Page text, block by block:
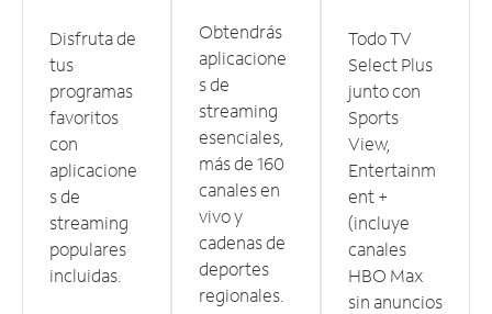
Disfruta de
tus
programas
favoritos
con
aplicacione
s de
streaming
populares
incluidas.
Obtendrás
aplicacione
s de
streaming
esenciales,
más de 160
canales en
vivo y
cadenas de
deportes
regionales.
Todo TV
Select Plus
junto con
Sports
View,
Entertainm
ent +
(incluye
canales
HBO Max
sin anuncios